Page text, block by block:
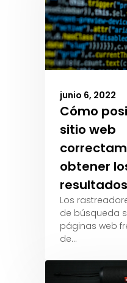
junio 6, 2022
Cómo
sitio web
obtener
resultados
Los
de búsqueda
páginas web
de…